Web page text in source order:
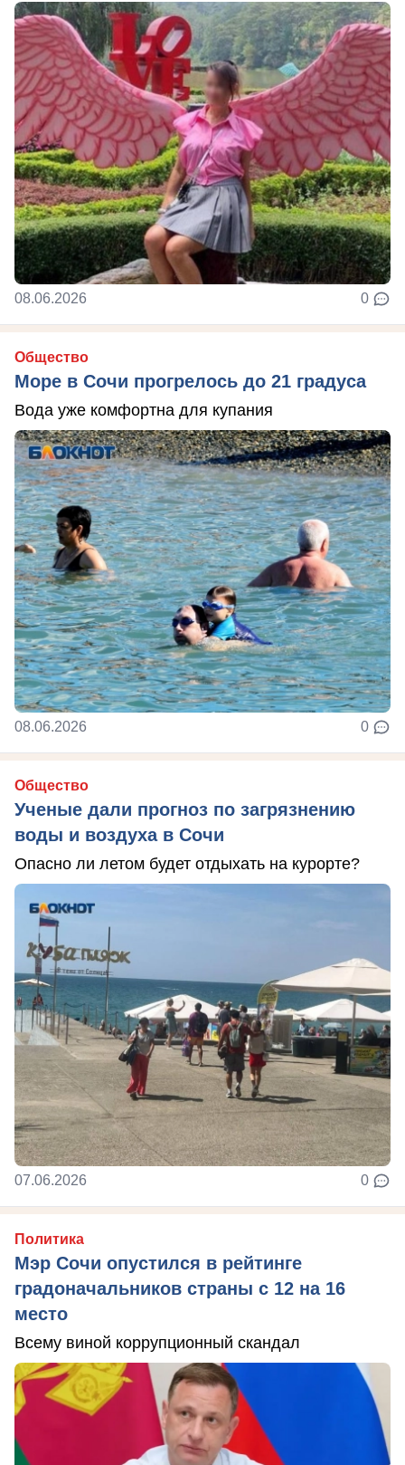
08.06.2026 0
Общество
Море в Сочи прогрелось до 21 градуса
Вода уже комфортна для купания
08.06.2026 0
Общество
Ученые дали прогноз по загрязнению
воды и воздуха в Сочи
Опасно ли летом будет отдыхать на курорте?
07.06.2026 0
Политика
Мэр Сочи опустился в рейтинге
градоначальников страны с 12 на 16
место
Всему виной коррупционный скандал